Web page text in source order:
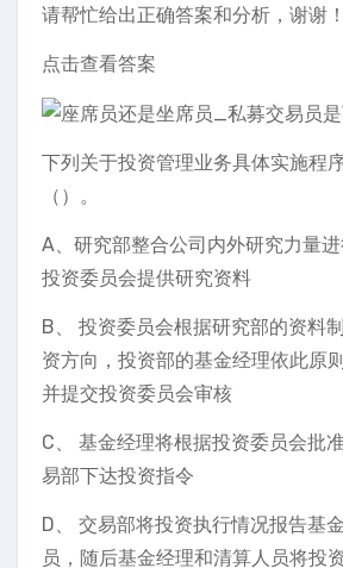
请帮忙给出正确答案和分析，谢谢！
点击查看答案
下列关于投资管理业务具体实施程
（）。
A、研究部整合公司内外研究力量
投资委员会提供研究资料
B、 投资委员会根据研究部的资料
资方向，投资部的基金经理依此原
并提交投资委员会审核
C、 基金经理将根据投资委员会批
易部下达投资指令
D、 交易部将投资执行情况报告基
员，随后基金经理和清算人员将投